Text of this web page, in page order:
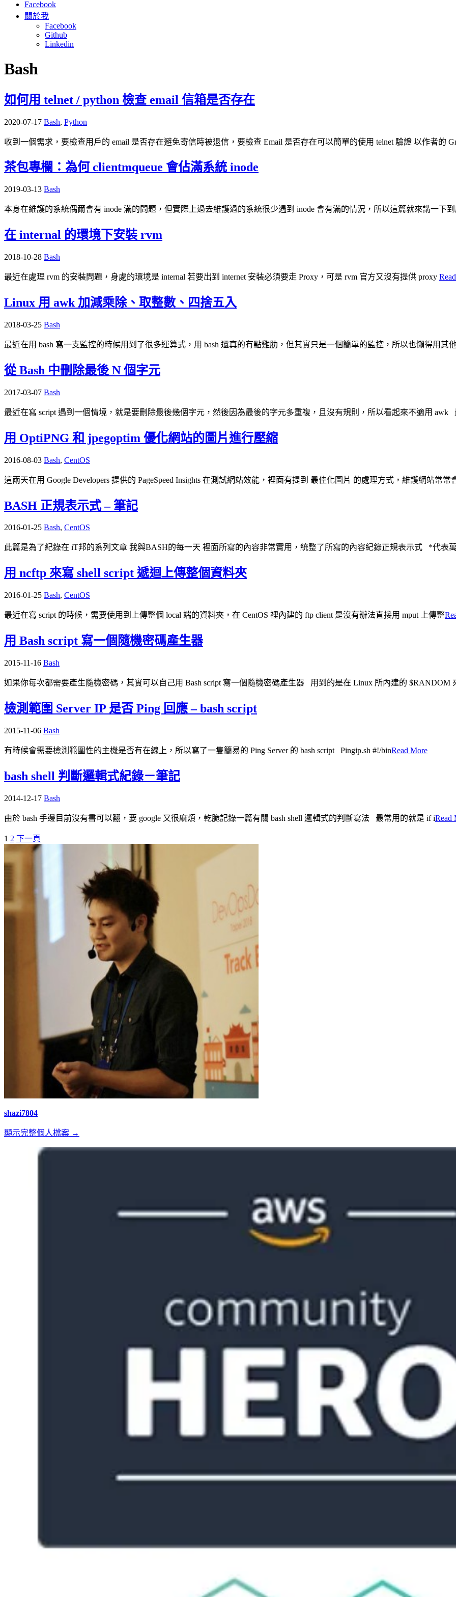
Facebook
關於我
Facebook
Github
Linkedin
Bash
如何用 telnet / python 檢查 email 信箱是否存在
2020-07-17 Bash, Python
收到一個需求，要檢查用戶的 email 是否存在避免寄信時被退信，要檢查 Email 是否存在可以簡單的使用 telnet 驗證 以作者的
茶包專欄：為何 clientmqueue 會佔滿系統 inode
2019-03-13 Bash
本身在維護的系統偶爾會有 inode 滿的問題，但實際上過去維護過的系統很少遇到 inode 會有滿的情況，所以這篇就來講一下
在 internal 的環境下安裝 rvm
2018-10-28 Bash
最近在處理 rvm 的安裝問題，身處的環境是 internal 若要出到 internet 安裝必須要走 Proxy，可是 rvm 官方又沒有提供 proxy
Linux 用 awk 加減乘除、取整數、四捨五入
2018-03-25 Bash
最近在用 bash 寫一支監控的時候用到了很多運算式，用 bash 還真的有點雞肋，但其實只是一個簡單的監控，所以也懶得用其
從 Bash 中刪除最後 N 個字元
2017-03-07 Bash
最近在寫 script 遇到一個情境，就是要刪除最後幾個字元，然後因為最後的字元多重複，且沒有規則，所以看起來不適用 awk
用 OptiPNG 和 jpegoptim 優化網站的圖片進行壓縮
2016-08-03 Bash, CentOS
這兩天在用 Google Developers 提供的 PageSpeed Insights 在測試網站效能，裡面有提到 最佳化圖片 的處理方式，維護網站常常
BASH 正規表示式 – 筆記
2016-01-25 Bash, CentOS
此篇是為了紀錄在 iT邦的系列文章 我與BASH的每一天 裡面所寫的內容非常實用，統整了所寫的內容紀錄正規表示式 *代表
用 ncftp 來寫 shell script 遞迴上傳整個資料夾
2016-01-25 Bash, CentOS
最近在寫 script 的時候，需要使用到上傳整個 local 端的資料夾，在 CentOS 裡內建的 ftp client 是沒有辦法直接用 mput 上傳整
用 Bash script 寫一個隨機密碼產生器
2015-11-16 Bash
如果你每次都需要產生隨機密碼，其實可以自己用 Bash script 寫一個隨機密碼產生器 用到的是在 Linux 所內建的 $RANDOM
檢測範圍 Server IP 是否 Ping 回應 – bash script
2015-11-06 Bash
有時候會需要檢測範圍性的主機是否有在線上，所以寫了一隻簡易的 Ping Server 的 bash script Pingip.sh #!/binRead More
bash shell 判斷邏輯式紀錄－筆記
2014-12-17 Bash
由於 bash 手邊目前沒有書可以翻，要 google 又很麻煩，乾脆記錄一篇有關 bash shell 邏輯式的判斷寫法 最常用的就是 if iRead
文
章
1 2 下一頁
shazi7804
顯示完整個人檔案 →